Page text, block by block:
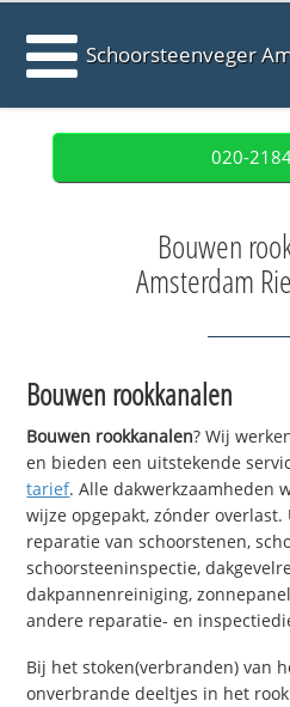
Schoorsteenveger
020-
Bouwen
Amsterdam
Bouwen rookkanalen
Bouwen rookkanalen? Wij
en bieden een uitstekende
tarief. Alle dakwerkzaamheden
wijze opgepakt, zónder overlast.
reparatie van schoorstenen,
schoorsteeninspectie,
dakpannenreiniging,
andere reparatie- en
Bij het stoken(verbranden) van
onverbrande deeltjes in het